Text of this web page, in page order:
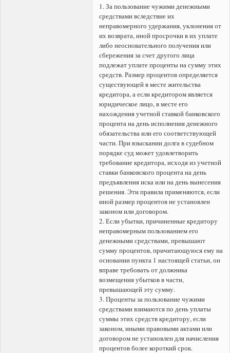
1. За пользование чужими денежными
средствами вследствие их
неправомерного удержания, уклонения от
их возврата, иной просрочки в их уплате
либо неосновательного получения или
сбережения за счет другого лица
подлежат уплате проценты на сумму этих
средств. Размер процентов определяется
существующей в месте жительства
кредитора, а если кредитором является
юридическое лицо, в месте его
нахождения учетной ставкой банковского
процента на день исполнения денежного
обязательства или его соответствующей
части. При взыскании долга в судебном
порядке суд может удовлетворить
требование кредитора, исходя из учетной
ставки банковского процента на день
предъявления иска или на день вынесения
решения. Эти правила применяются, если
иной размер процентов не установлен
законом или договором.
2. Если убытки, причиненные кредитору
неправомерным пользованием его
денежными средствами, превышают
сумму процентов, причитающуюся ему на
основании пункта 1 настоящей статьи, он
вправе требовать от должника
возмещения убытков в части,
превышающей эту сумму.
3. Проценты за пользование чужими
средствами взимаются по день уплаты
суммы этих средств кредитору, если
законом, иными правовыми актами или
договором не установлен для начисления
процентов более короткий срок.